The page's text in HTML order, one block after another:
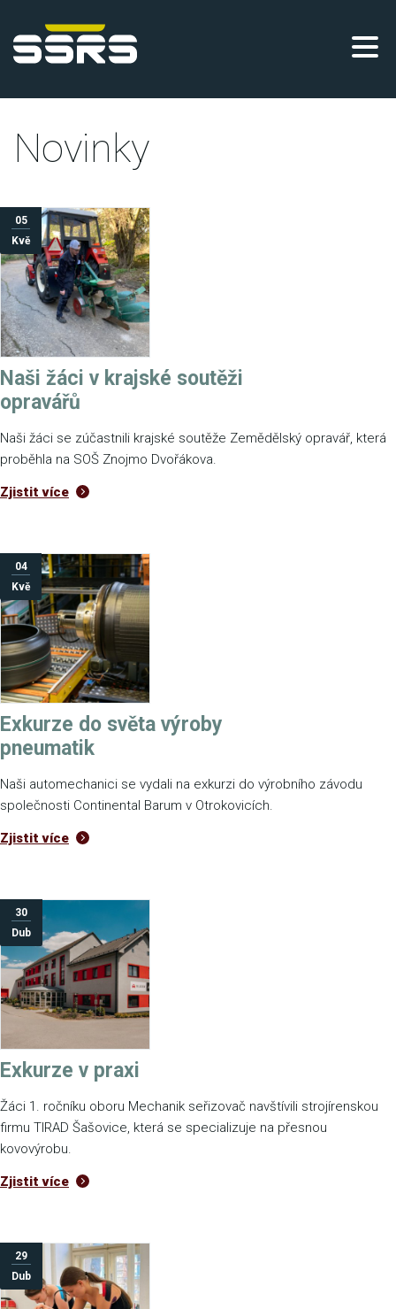
Novinky
05
Kvě
Naši žáci v krajské soutěži
opravářů
Naši žáci se zúčastnili krajské soutěže Zemědělský opravář, která
proběhla na SOŠ Znojmo Dvořákova.
Zjistit více
04
Kvě
Exkurze do světa výroby
pneumatik
Naši automechanici se vydali na exkurzi do výrobního závodu
společnosti Continental Barum v Otrokovicích.
Zjistit více
30
Dub
Exkurze v praxi
Žáci 1. ročníku oboru Mechanik seřizovač navštívili strojírenskou
firmu TIRAD Šašovice, která se specializuje na přesnou
kovovýrobu.
Zjistit více
29
Dub